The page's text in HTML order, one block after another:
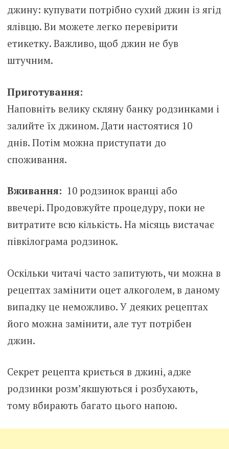
джину: купувати потрібно сухий джин із ягід
ялівцю. Ви можете легко перевірити
етикетку. Важливо, щоб джин не був
штучним.
Приготування:
Наповніть велику скляну банку родзинками і
залийте їх джином. Дати настоятися 10
днів. Потім можна приступати до
споживання.
Вживання: 10 родзинок вранці або
ввечері. Продовжуйте процедуру, поки не
витратите всю кількість. На місяць вистачає
півкілограма родзинок.
Оскільки читачі часто запитують, чи можна в
рецептах замінити оцет алкоголем, в даному
випадку це неможливо. У деяких рецептах
його можна замінити, але тут потрібен
джин.
Секрет рецепта криється в джині, адже
родзинки розм’якшуються і розбухають,
тому вбирають багато цього напою.